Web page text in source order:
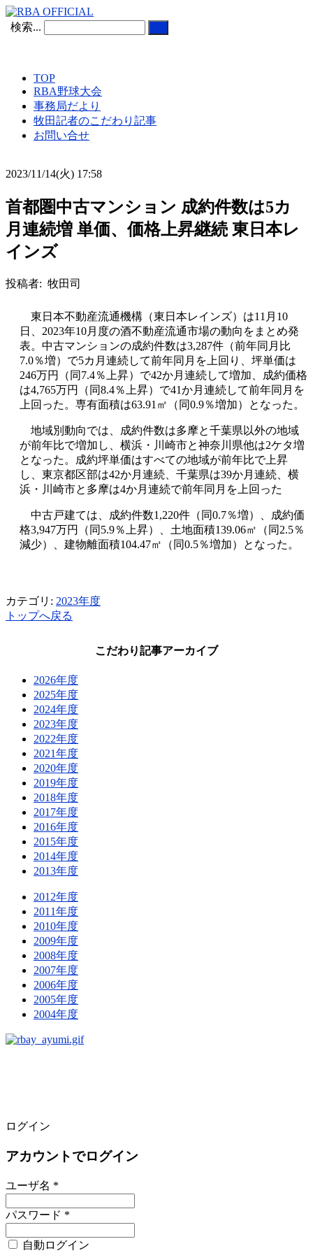
検索...
TOP
RBA野球大会
事務局だより
牧田記者のこだわり記事
お問い合せ
2023/11/14(火) 17:58
首都圏中古マンション 成約件数は5カ
月連続増 単価、価格上昇継続 東日本レ
インズ
投稿者: 牧田司
東日本不動産流通機構（東日本レインズ）は11月10
日、2023年10月度の酒不動産流通市場の動向をまとめ発
表。中古マンションの成約件数は3,287件（前年同月比
7.0％増）で5カ月連続して前年同月を上回り、坪単価は
246万円（同7.4％上昇）で42か月連続して増加、成約価格
は4,765万円（同8.4％上昇）で41か月連続して前年同月を
上回った。専有面積は63.91㎡（同0.9％増加）となった。
地域別動向では、成約件数は多摩と千葉県以外の地域
が前年比で増加し、横浜・川崎市と神奈川県他は2ケタ増
となった。成約坪単価はすべての地域が前年比で上昇
し、東京都区部は42か月連続、千葉県は39か月連続、横
浜・川崎市と多摩は4か月連続で前年同月を上回った
中古戸建ては、成約件数1,220件（同0.7％増）、成約価
格3,947万円（同5.9％上昇）、土地面積139.06㎡（同2.5％
減少）、建物離面積104.47㎡（同0.5％増加）となった。
カテゴリ: 2023年度
トップへ戻る
こだわり記事アーカイブ
2026年度
2025年度
2024年度
2023年度
2022年度
2021年度
2020年度
2019年度
2018年度
2017年度
2016年度
2015年度
2014年度
2013年度
2012年度
2011年度
2010年度
2009年度
2008年度
2007年度
2006年度
2005年度
2004年度
ログイン
アカウントでログイン
ユーザ名 *
パスワード *
自動ログイン